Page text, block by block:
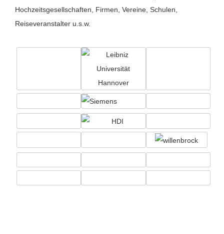
Hochzeitsgesellschaften, Firmen, Vereine, Schulen,
Reiseveranstalter u.s.w.